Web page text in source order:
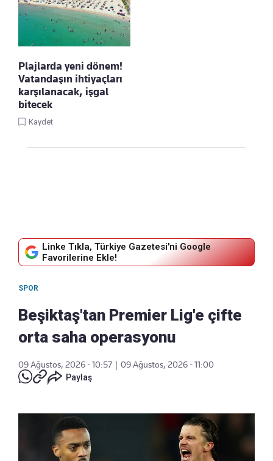
Plajlarda yeni dönem!
Vatandaşın ihtiyaçları
karşılanacak, işgal
bitecek
Kaydet
Linke Tıkla, Türkiye Gazetesi'ni Google
Favorilerine Ekle!
SPOR
Beşiktaş'tan Premier Lig'e çifte
orta saha operasyonu
09 Ağustos, 2026 - 10:57
09 Ağustos, 2026 - 11:00
Paylaş